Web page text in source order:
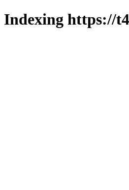
Indexing https://